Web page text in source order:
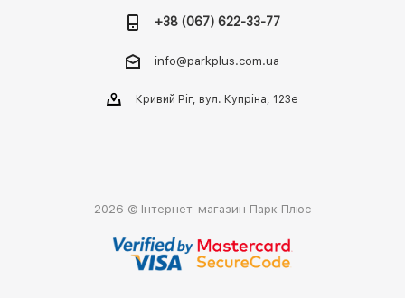
+38 (067) 622-33-77
info@parkplus.com.ua
Кривий Ріг, вул. Купріна, 123е
2026 © Інтернет-магазин Парк Плюс